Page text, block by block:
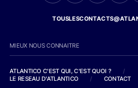
MIEUX NOUS CONNAITRE
ATLANTICO C'EST QUI, C'EST QUOI ?
/
LE RESEAU D'ATLANTICO
/ CONTACT